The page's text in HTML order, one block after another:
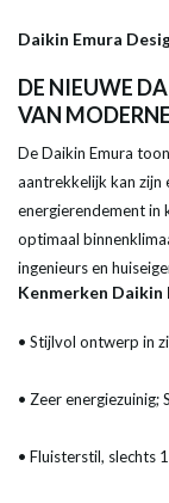
Daikin Emura
DE NIEUWE
VAN
De Daikin Emura
aantrekkelijk kan zijn
energierendement in
optimaal
ingenieurs en
Kenmerken Daikin
• Stijlvol ontwerp in
• Zeer energiezuinig;
• Fluisterstil, slechts